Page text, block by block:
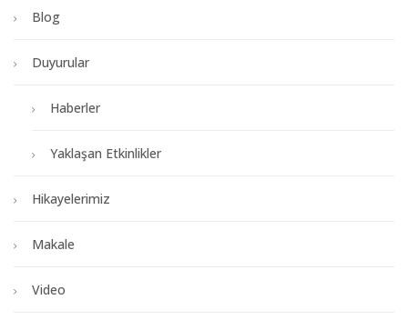
Blog
Duyurular
Haberler
Yaklaşan Etkinlikler
Hikayelerimiz
Makale
Video